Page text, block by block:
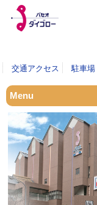
交通アクセス 駐車
Menu